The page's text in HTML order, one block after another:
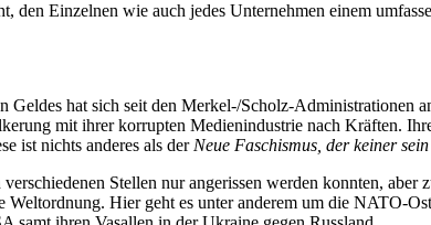
Einzelnen wie auch jedes Unternehmen einem
Geldes hat sich seit den Merkel-/Scholz-Administrationen
mit ihrer korrupten Medienindustrie nach Kräften.
ist nichts anderes als der Neue Faschismus, der keiner
Stellen nur angerissen werden konnten, aber
Hier geht es unter anderem um die NATO-